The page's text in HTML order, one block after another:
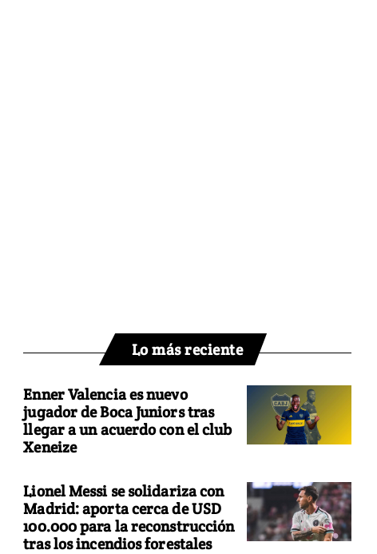
Lo más reciente
Enner Valencia es nuevo
jugador de Boca Juniors tras
llegar a un acuerdo con el club
Xeneize
Lionel Messi se solidariza con
Madrid: aporta cerca de USD
100.000 para la reconstrucción
tras los incendios forestales